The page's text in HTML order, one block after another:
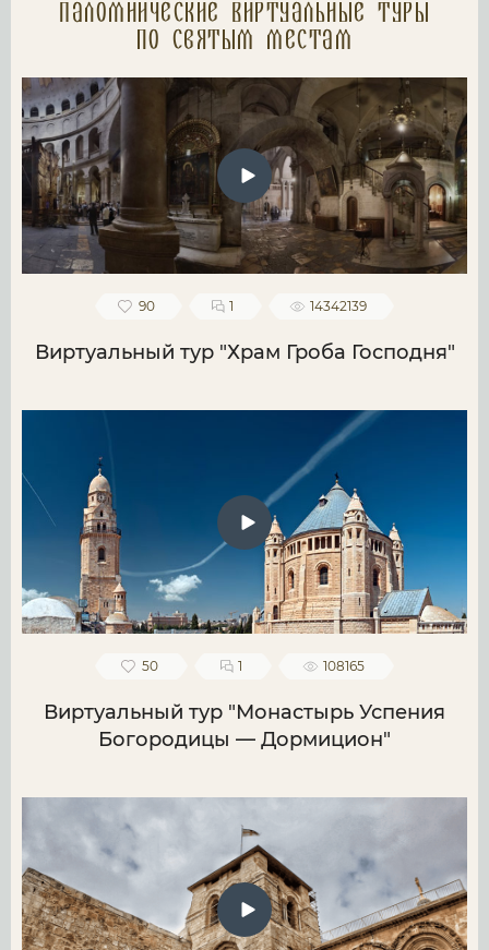
Паломнические Виртуальные туры
по святым местам
90 1 14342139
Виртуальный тур "Храм Гроба Господня"
50 1 108165
Виртуальный тур "Монастырь Успения
Богородицы — Дормицион"